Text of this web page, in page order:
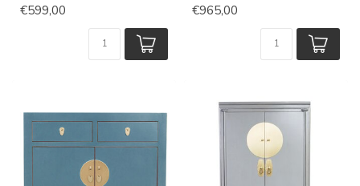
€599,00 €965,00